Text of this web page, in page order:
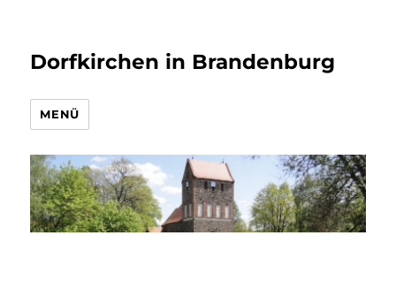
Dorfkirchen in Brandenburg
MENÜ